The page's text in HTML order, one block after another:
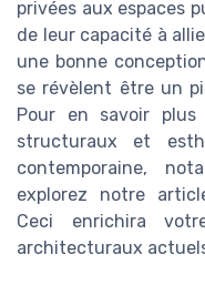
privées aux espaces
de leur capacité à
une bonne
se révèlent être un
Pour en savoir plus
structuraux et
contemporaine,
explorez notre
Ceci enrichira
architecturaux